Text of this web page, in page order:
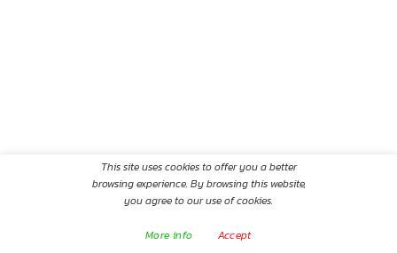
This site uses cookies to offer you a better
browsing experience. By browsing this website,
you agree to our use of cookies.
More info Accept